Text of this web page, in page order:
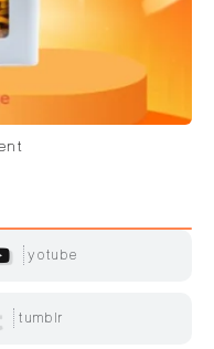
yotube
tumblr